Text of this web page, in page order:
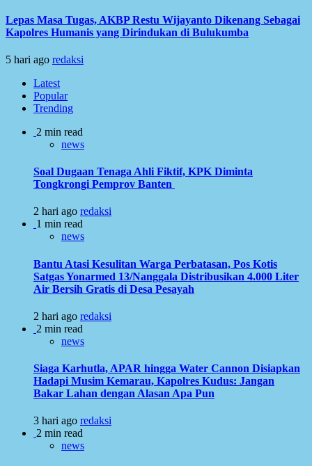
Lepas Masa Tugas, AKBP Restu Wijayanto Dikenang Sebagai
Kapolres Humanis yang Dirindukan di Bulukumba
5 hari ago redaksi
Latest
Popular
Trending
2 min read
news
Soal Dugaan Tenaga Ahli Fiktif, KPK Diminta
Tongkrongi Pemprov Banten
2 hari ago redaksi
1 min read
news
Bantu Atasi Kesulitan Warga Perbatasan, Pos Kotis
Satgas Yonarmed 13/Nanggala Distribusikan 4.000 Liter
Air Bersih Gratis di Desa Pesayah
2 hari ago redaksi
2 min read
news
Siaga Karhutla, APAR hingga Water Cannon Disiapkan
Hadapi Musim Kemarau, Kapolres Kudus: Jangan
Bakar Lahan dengan Alasan Apa Pun
3 hari ago redaksi
2 min read
news